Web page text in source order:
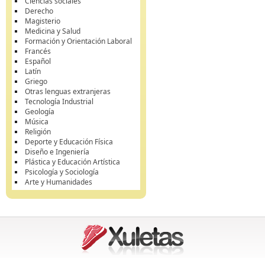
Derecho
Magisterio
Medicina y Salud
Formación y Orientación Laboral
Francés
Español
Latín
Griego
Otras lenguas extranjeras
Tecnología Industrial
Geología
Música
Religión
Deporte y Educación Física
Diseño e Ingeniería
Plástica y Educación Artística
Psicología y Sociología
Arte y Humanidades